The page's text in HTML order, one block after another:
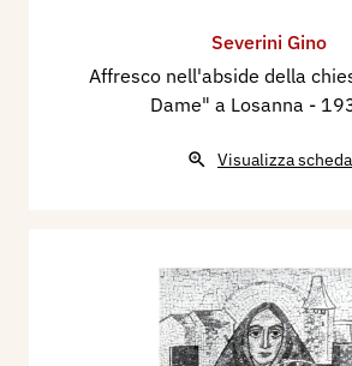
Severini Gino
Affresco nell'abside della
Dame" a Losanna -
Visualizza scheda